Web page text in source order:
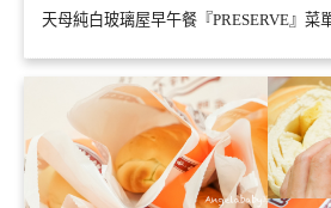
天母純白玻璃屋早午餐『PRESERVE』菜